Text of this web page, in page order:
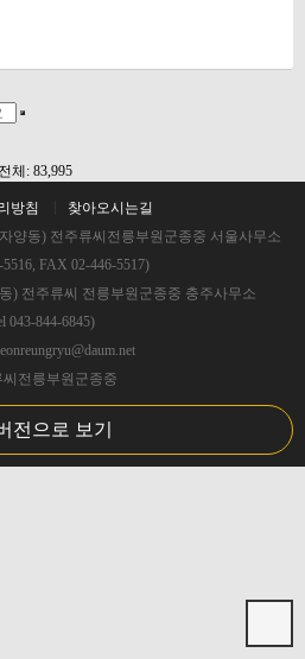
체: 83,995
방침
찾아오시는길
양동) 전주류씨전릉부원군종중 서울사무소
5516, FAX 02-446-5517)
) 전주류씨 전릉부원군종중 충주사무소
043-844-6845)
씨전릉부원군종중
전으로 보기